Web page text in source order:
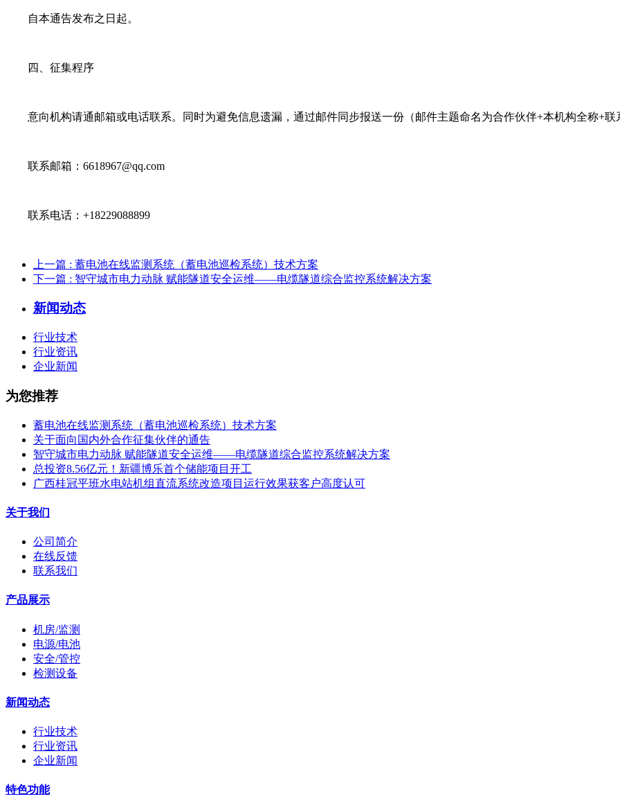
自本通告发布之日起。
四、征集程序
意向机构请通邮箱或电话联系。同时为避免信息遗漏，通过邮件同步报送一份（邮件主题命名为合作伙伴+本机构全称+联
联系邮箱：6618967@qq.com
联系电话：+18229088899
上一篇 : 蓄电池在线监测系统（蓄电池巡检系统）技术方案
下一篇 : 智守城市电力动脉 赋能隧道安全运维——电缆隧道综合监控系统解决方案
新闻动态
行业技术
行业资讯
企业新闻
为您推荐
蓄电池在线监测系统（蓄电池巡检系统）技术方案
关于面向国内外合作征集伙伴的通告
智守城市电力动脉 赋能隧道安全运维——电缆隧道综合监控系统解决方案
总投资8.56亿元！新疆博乐首个储能项目开工
广西桂冠平班水电站机组直流系统改造项目运行效果获客户高度认可
关于我们
公司简介
在线反馈
联系我们
产品展示
机房/监测
电源/电池
安全/管控
检测设备
新闻动态
行业技术
行业资讯
企业新闻
特色功能